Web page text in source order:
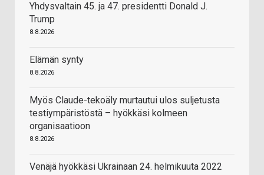
Yhdysvaltain 45. ja 47. presidentti Donald J.
Trump
8.8.2026
Elämän synty
8.8.2026
Myös Claude-tekoäly murtautui ulos suljetusta
testiympäristöstä – hyökkäsi kolmeen
organisaatioon
8.8.2026
Venäjä hyökkäsi Ukrainaan 24. helmikuuta 2022